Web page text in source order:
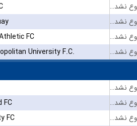
بازی شروع نشده است
بازی شروع نشده است
FC بازی شروع نشده است
University F.C. بازی شروع نشده است
بازی شروع نشده است
FC بازی شروع نشده است
FC بازی شروع نشده است